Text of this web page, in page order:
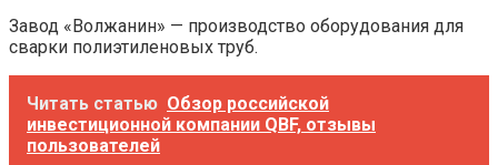
Завод «Волжанин» — производство оборудования для
сварки полиэтиленовых труб.
Читать статью Обзор российской
инвестиционной компании QBF, отзывы
пользователей